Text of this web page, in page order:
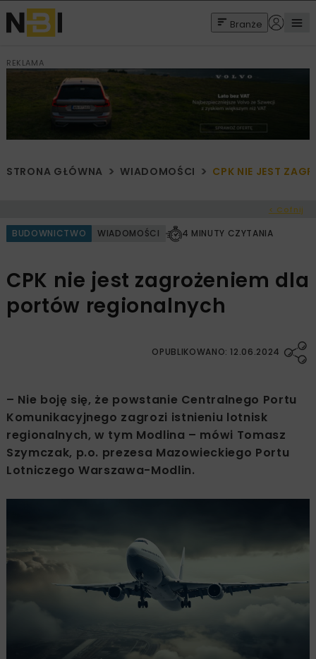
Branże
REKLAMA
STRONA GŁÓWNA WIADOMOŚCI CPK NIE JEST
< Cofnij
BUDOWNICTWO WIADOMOŚCI 4 MINUTY CZYTANIA
CPK nie jest zagrożeniem dla
portów regionalnych
OPUBLIKOWANO: 12.06.2024
– Nie boję się, że powstanie Centralnego Portu
Komunikacyjnego zagrozi istnieniu lotnisk
regionalnych, w tym Modlina – mówi Tomasz
Szymczak, p.o. prezesa Mazowieckiego Portu
Lotniczego Warszawa-Modlin.